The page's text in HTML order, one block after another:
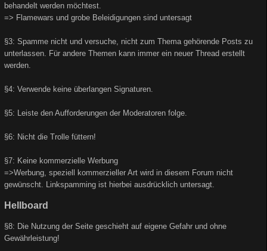
behandelt werden möchtest.
=> Flamewars und grobe Beleidigungen sind untersagt
§3: Spamme nicht und versuche, nicht zum Thema gehörende Posts zu
unterlassen. Für andere Themen kann immer ein neuer Thread erstellt
werden.
§4: Verwende keine überlangen Signaturen.
§5: Leiste den Aufforderungen der Moderatoren folge.
§6: Nicht die Trolle füttern!
§7: Keine kommerzielle Werbung
=>Werbung, speziell kommerzieller Art wird in diesem Forum nicht
gewünscht. Linkspamming ist hierbei ausdrücklich untersagt.
Hellboard
§8: Die Nutzung der Seite geschieht auf eigene Gefahr und ohne
Gewährleistung!